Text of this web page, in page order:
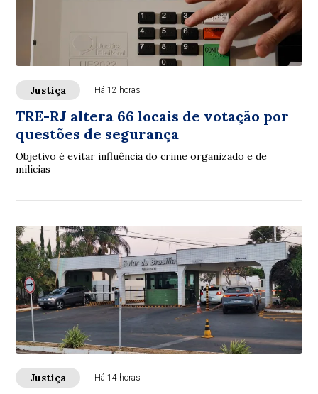
Justiça Há 12 horas
TRE-RJ altera 66 locais de votação por
questões de segurança
Objetivo é evitar influência do crime organizado e de
milícias
Justiça Há 14 horas